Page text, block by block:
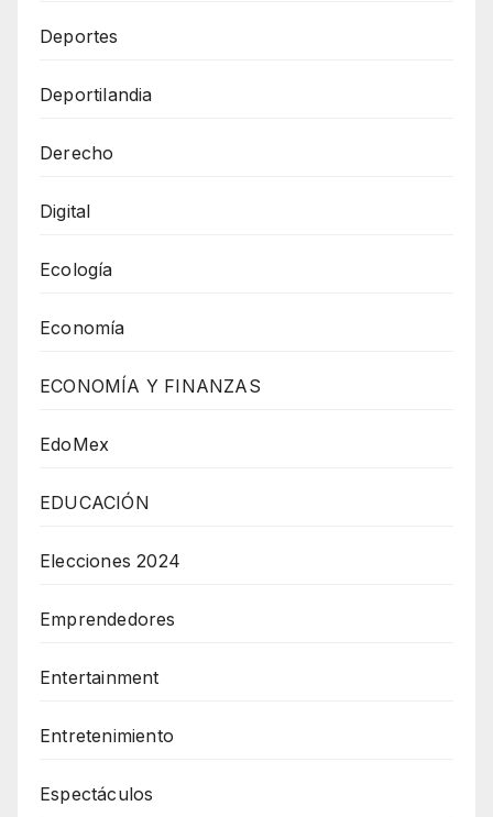
Deportes
Deportilandia
Derecho
Digital
Ecología
Economía
ECONOMÍA Y FINANZAS
EdoMex
EDUCACIÓN
Elecciones 2024
Emprendedores
Entertainment
Entretenimiento
Espectáculos